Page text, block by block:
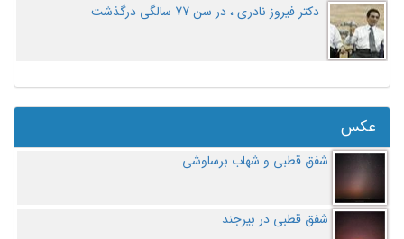
دکتر فیروز نادری ، در سن 77 سالگی درگذشت
عکس
شفق قطبی و شهاب برساوشی
شفق قطبی در بیرجند